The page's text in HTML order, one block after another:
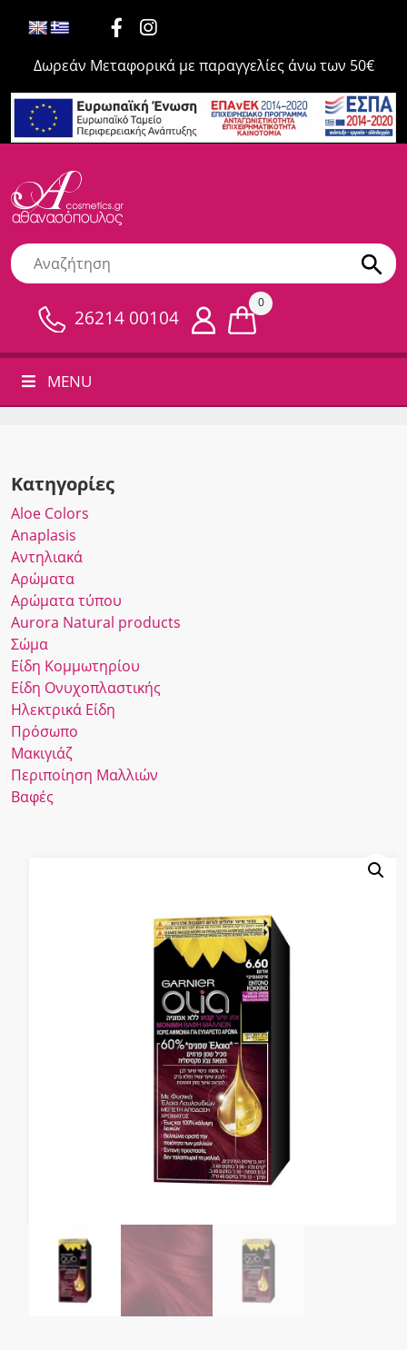
Δωρεάν Μεταφορικά με παραγγελίες άνω των 50€
26214 00104
0
MENU
Κατηγορίες
Αloe Colors
Anaplasis
Αντηλιακά
Αρώματα
Αρώματα τύπου
Αurora Νatural products
Σώμα
Είδη Κομμωτηρίου
Είδη Ονυχοπλαστικής
Ηλεκτρικά Είδη
Πρόσωπο
Μακιγιάζ
Περιποίηση Μαλλιών
Βαφές